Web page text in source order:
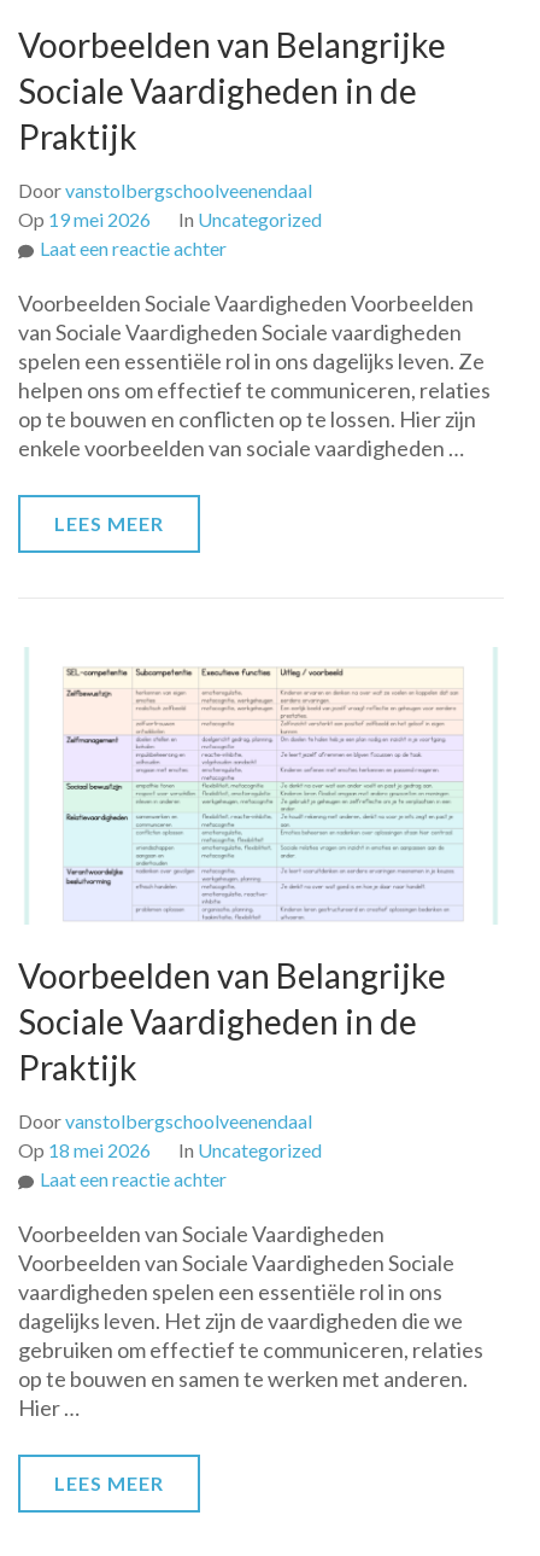
Voorbeelden van Belangrijke
Sociale Vaardigheden in de
Praktijk
Doorvanstolbergschoolveenendaal
Op 19 mei 2026 In Uncategorized
Laat een reactie achterop
van
Belangrijke
Sociale
Vaardigheden
in
de
Voorbeelden Sociale Vaardigheden Voorbeelden
van Sociale Vaardigheden Sociale vaardigheden
spelen een essentiële rol in ons dagelijks leven. Ze
helpen ons om effectief te communiceren, relaties
op te bouwen en conflicten op te lossen. Hier zijn
enkele voorbeelden van sociale vaardigheden …
LEES MEER
Voorbeelden van Belangrijke
Sociale Vaardigheden in de
Praktijk
Doorvanstolbergschoolveenendaal
Op 18 mei 2026 In Uncategorized
Laat een reactie achterop
van
Belangrijke
Sociale
Vaardigheden
in
de
Voorbeelden van Sociale Vaardigheden
Voorbeelden van Sociale Vaardigheden Sociale
vaardigheden spelen een essentiële rol in ons
dagelijks leven. Het zijn de vaardigheden die we
gebruiken om effectief te communiceren, relaties
op te bouwen en samen te werken met anderen.
Hier …
LEES MEER